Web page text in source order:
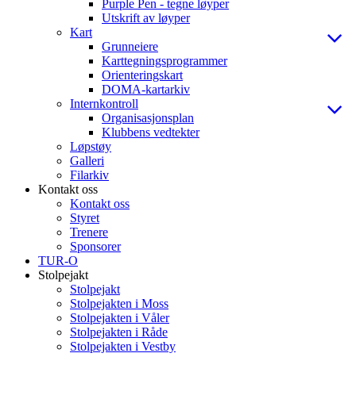
Purple Pen - tegne løyper
Utskrift av løyper
Kart
Grunneiere
Karttegningsprogrammer
Orienteringskart
DOMA-kartarkiv
Internkontroll
Organisasjonsplan
Klubbens vedtekter
Løpstøy
Galleri
Filarkiv
Kontakt oss
Kontakt oss
Styret
Trenere
Sponsorer
TUR-O
Stolpejakt
Stolpejakt
Stolpejakten i Moss
Stolpejakten i Våler
Stolpejakten i Råde
Stolpejakten i Vestby